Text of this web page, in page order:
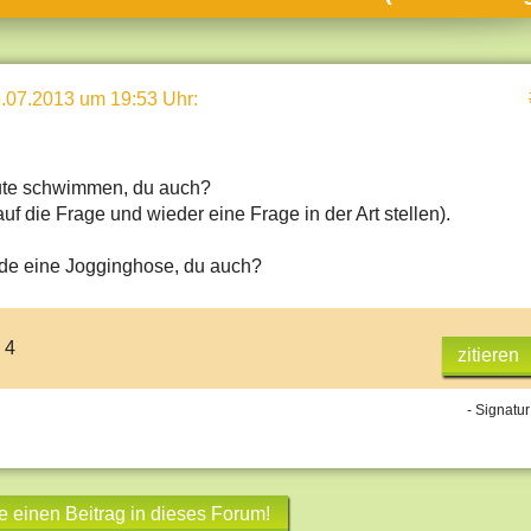
& Natur
& Politik
und Antworten
um 19:53 Uhr:
schwimmen, du auch?
die Frage und wieder eine Frage in der Art stellen).
eine Jogginghose, du auch?
4 zitieren
-
einen Beitrag in dieses Forum!